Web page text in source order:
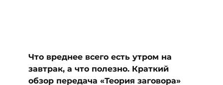
Что вреднее всего есть утром на
завтрак, а что полезно. Краткий
обзор передача «Теория заговора»